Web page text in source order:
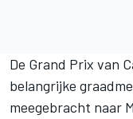
De Grand Prix van
belangrijke
meegebracht naar